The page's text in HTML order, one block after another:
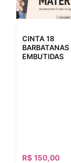
CINTA 18
BARBATANAS
EMBUTIDAS
R$ 150,00